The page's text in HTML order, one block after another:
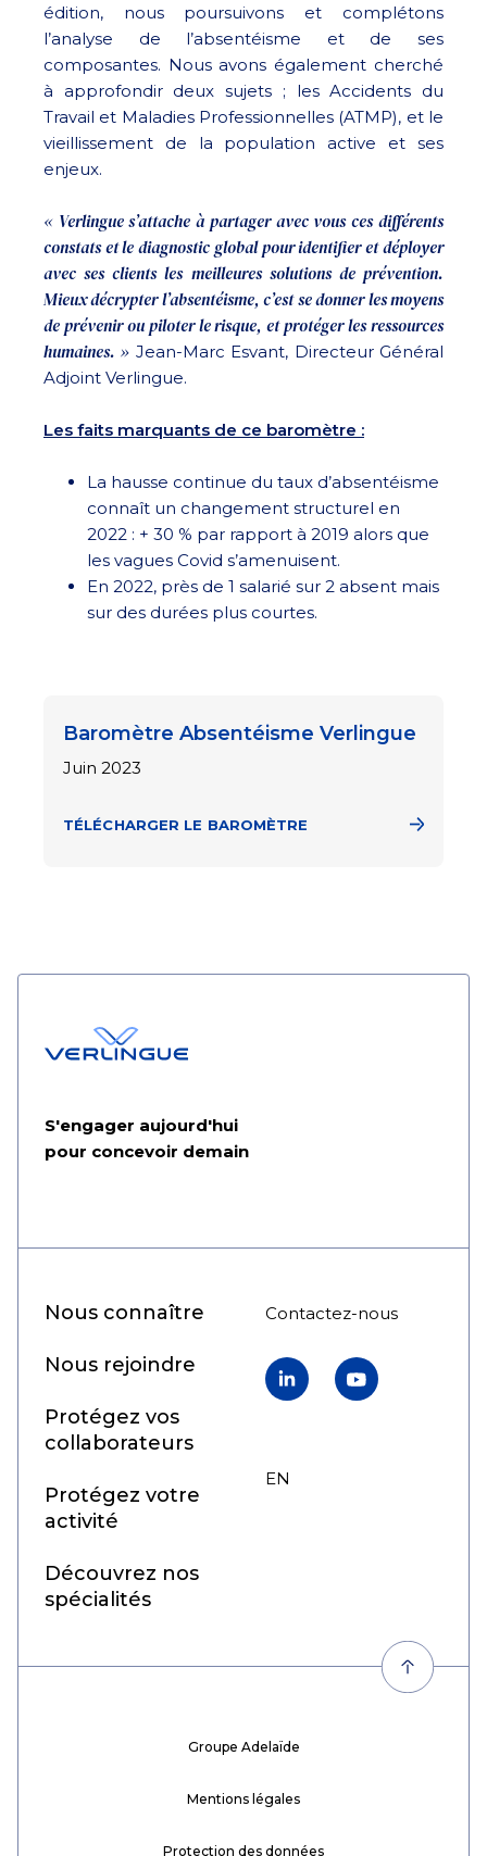
édition, nous poursuivons et complétons
l’analyse de l’absentéisme et de ses
composantes. Nous avons également cherché
à approfondir deux sujets ; les Accidents du
Travail et Maladies Professionnelles (ATMP), et le
vieillissement de la population active et ses
enjeux.
« Verlingue s’attache à partager avec vous ces différents
constats et le diagnostic global pour identifier et déployer
avec ses clients les meilleures solutions de prévention.
Mieux décrypter l’absentéisme, c’est se donner les moyens
de prévenir ou piloter le risque, et protéger les ressources
humaines. » Jean-Marc Esvant, Directeur Général
Adjoint Verlingue.
Les faits marquants de ce baromètre :
La hausse continue du taux d’absentéisme
connaît un changement structurel en
2022 : + 30 % par rapport à 2019 alors que
les vagues Covid s’amenuisent.
En 2022, près de 1 salarié sur 2 absent mais
sur des durées plus courtes.
Baromètre Absentéisme Verlingue
Juin 2023
TÉLÉCHARGER LE BAROMÈTRE
S'engager aujourd'hui
pour concevoir demain
Nous connaître
Nous rejoindre
Protégez vos
collaborateurs
Protégez votre
activité
Découvrez nos
spécialités
Contactez-nous
LinkedInYouTube
FR
EN
Groupe Adelaïde
Mentions légales
Protection des données